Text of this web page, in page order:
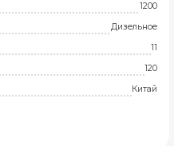
1200
Дизельное
11
120
Китай